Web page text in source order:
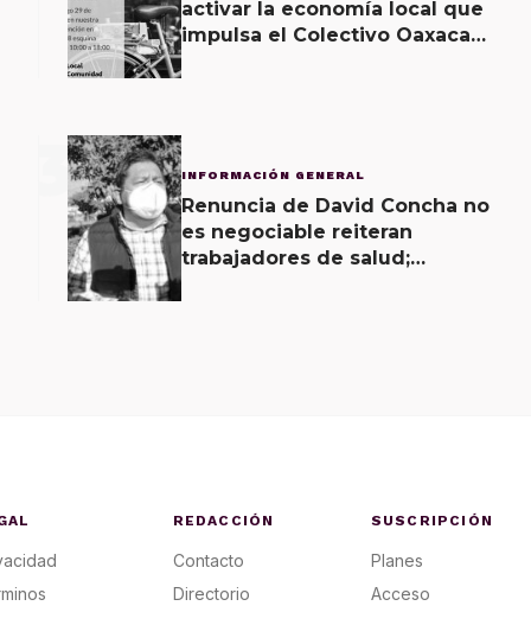
activar la economía local que
impulsa el Colectivo Oaxaca
3 INFORMACIÓN GENERAL
Renuncia de David Concha no
es negociable reiteran
trabajadores de salud;
REDACCIÓN
Contacto
Directorio
SUSCRIPCIÓN
Planes
Acceso